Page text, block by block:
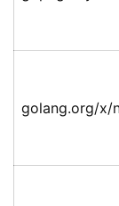
golang.org/x/